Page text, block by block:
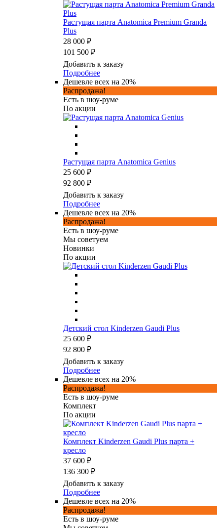
Растущая парта Anatomica Premium Granda
Plus
28 000 ₽
101 500 ₽
Добавить к заказу
Подробнее
Дешевле всех на 20%
Распродажа!
Есть в шоу-руме
По акции
Растущая парта Anatomica Genius
25 600 ₽
92 800 ₽
Добавить к заказу
Подробнее
Дешевле всех на 20%
Распродажа!
Есть в шоу-руме
Мы советуем
Новинки
По акции
Детский стол Kinderzen Gaudi Plus
25 600 ₽
92 800 ₽
Добавить к заказу
Подробнее
Дешевле всех на 20%
Распродажа!
Есть в шоу-руме
Комплект
По акции
Комплект Kinderzen Gaudi Plus парта +
кресло
37 600 ₽
136 300 ₽
Добавить к заказу
Подробнее
Дешевле всех на 20%
Распродажа!
Есть в шоу-руме